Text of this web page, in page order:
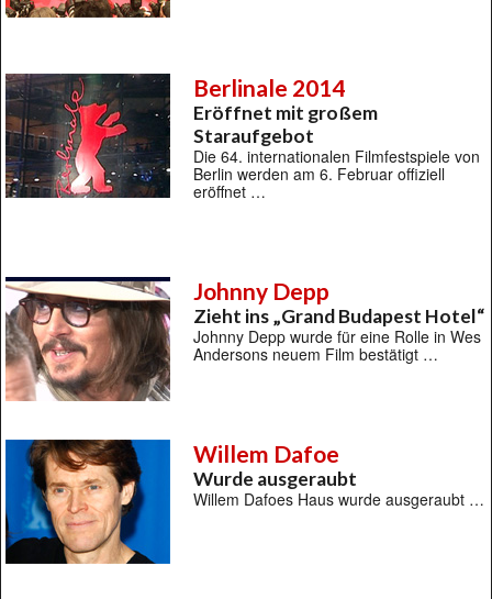
Berlinale 2014
Eröffnet mit großem
Staraufgebot
Die 64. internationalen Filmfestspiele von
Berlin werden am 6. Februar offiziell
eröffnet …
Johnny Depp
Zieht ins „Grand Budapest Hotel“
Johnny Depp wurde für eine Rolle in Wes
Andersons neuem Film bestätigt …
Willem Dafoe
Wurde ausgeraubt
Willem Dafoes Haus wurde ausgeraubt …